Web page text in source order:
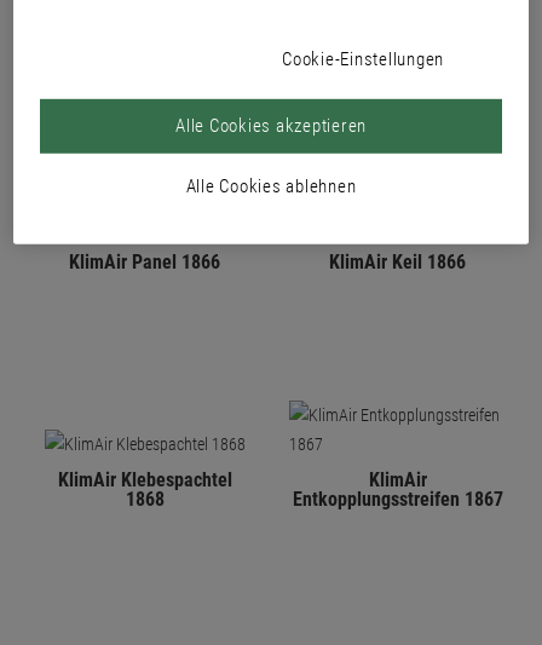
KlimAir Panel 1866 KlimAir Keil 1866
KlimAir Klebespachtel
1868
KlimAir
Entkopplungsstreifen 1867
Cookie-Einstellungen
Alle Cookies ablehnen
Alle Cookies akzeptieren